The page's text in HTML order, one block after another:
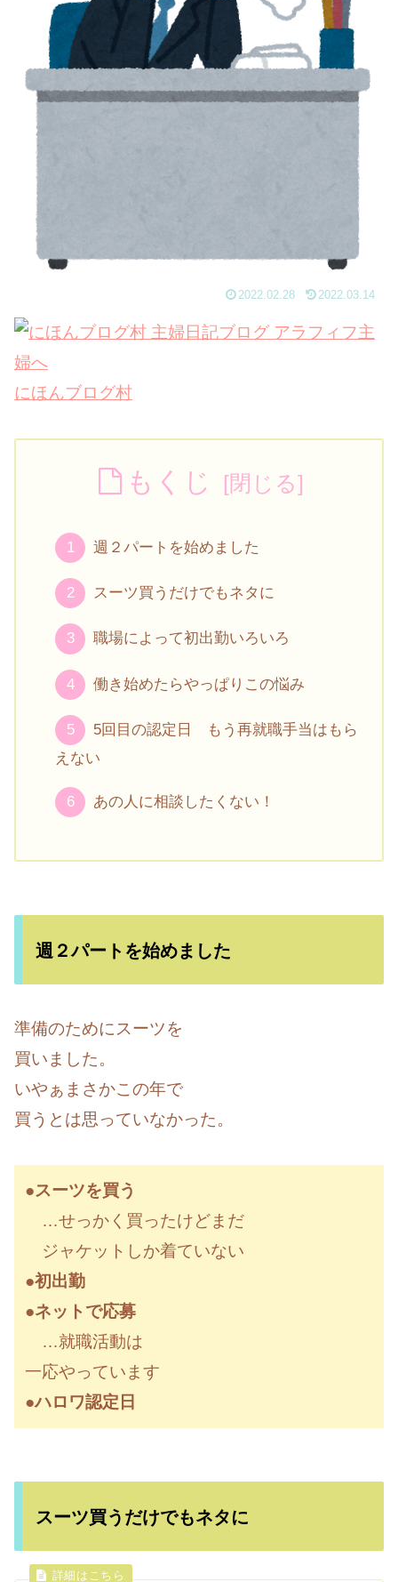
2022.02.28 2022.03.14
にほんブログ村
もくじ
週２パートを始めました
スーツ買うだけでもネタに
職場によって初出勤いろいろ
働き始めたらやっぱりこの悩み
5回目の認定日 もう再就職手当はもら
えない
あの人に相談したくない！
週２パートを始めました
準備のためにスーツを
買いました。
いやぁまさかこの年で
買うとは思っていなかった。
●スーツを買う
…せっかく買ったけどまだ
ジャケットしか着ていない
●初出勤
●ネットで応募
…就職活動は
一応やっています
●ハロワ認定日
スーツ買うだけでもネタに